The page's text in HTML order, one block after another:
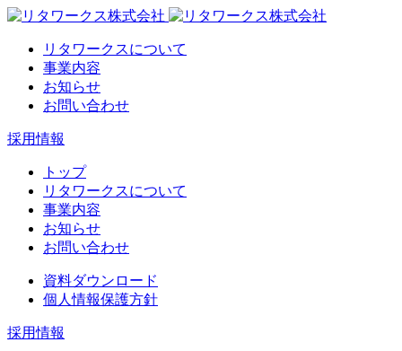
リタワークスについて
事業内容
お知らせ
お問い合わせ
採用情報
トップ
リタワークスについて
事業内容
お知らせ
お問い合わせ
資料ダウンロード
個人情報保護方針
採用情報